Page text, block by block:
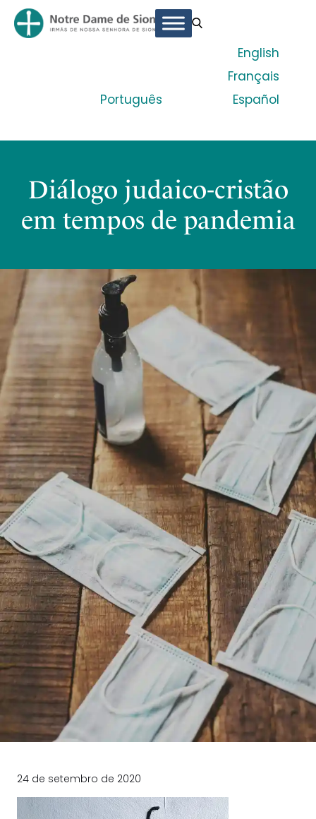
Português
English
Français
Español
Diálogo judaico-cristão
em tempos de pandemia
24 de setembro de 2020